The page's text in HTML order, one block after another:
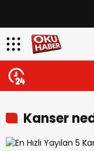
Kanser